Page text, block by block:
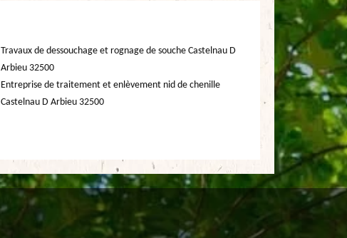
Travaux de dessouchage et rognage de souche Castelnau D
Arbieu 32500
Entreprise de traitement et enlèvement nid de chenille
Castelnau D Arbieu 32500